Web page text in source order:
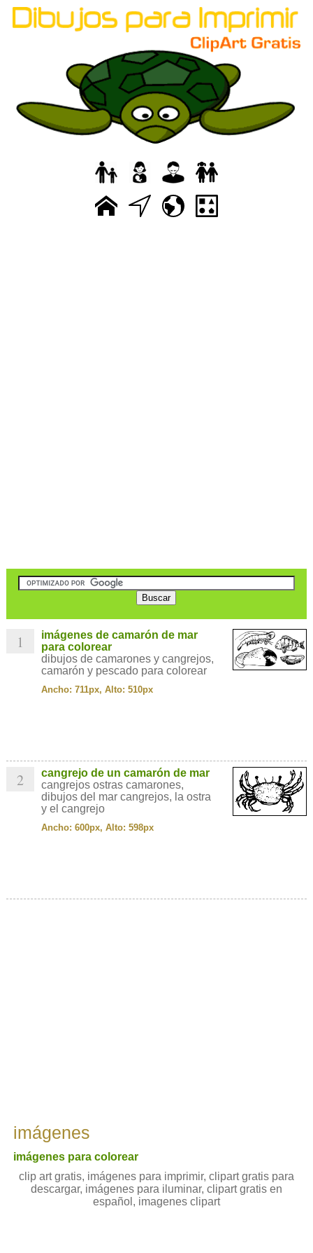
1
imágenes de camarón de mar
para colorear
dibujos de camarones y cangrejos,
camarón y pescado para colorear
Ancho: 711px, Alto: 510px
2
cangrejo de un camarón de mar
cangrejos ostras camarones,
dibujos del mar cangrejos, la ostra
y el cangrejo
Ancho: 600px, Alto: 598px
imágenes
imágenes para colorear
clip art gratis, imágenes para imprimir, clipart gratis para
descargar, imágenes para iluminar, clipart gratis en
español, imagenes clipart